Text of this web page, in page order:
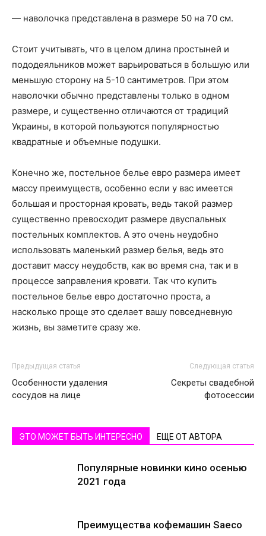
— наволочка представлена в размере 50 на 70 см.
Стоит учитывать, что в целом длина простыней и
пододеяльников может варьироваться в большую или
меньшую сторону на 5-10 сантиметров. При этом
наволочки обычно представлены только в одном
размере, и существенно отличаются от традиций
Украины, в которой пользуются популярностью
квадратные и объемные подушки.
Конечно же, постельное белье евро размера имеет
массу преимуществ, особенно если у вас имеется
большая и просторная кровать, ведь такой размер
существенно превосходит размере двуспальных
постельных комплектов. А это очень неудобно
использовать маленький размер белья, ведь это
доставит массу неудобств, как во время сна, так и в
процессе заправления кровати. Так что купить
постельное белье евро достаточно проста, а
насколько проще это сделает вашу повседневную
жизнь, вы заметите сразу же.
Предыдущая статья
Особенности удаления
сосудов на лице
Следующая статья
Секреты свадебной
фотосессии
ЭТО МОЖЕТ БЫТЬ ИНТЕРЕСНО ЕЩЕ ОТ АВТОРА
Популярные новинки кино осенью
2021 года
Преимущества кофемашин Saeco